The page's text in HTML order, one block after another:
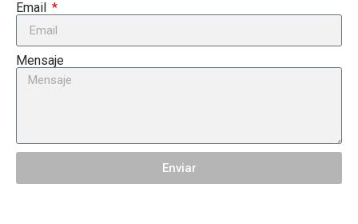
Email
Mensaje
Enviar